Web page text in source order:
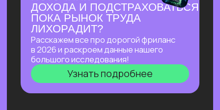
ПЕРВЫЙ ОНЛАЙН-ПРАКТИКУМ
ПО ИИ-ЭКОСИСТЕМЕ
GOOGLE В РУССКОЯЗЫЧНОМ
ПРОСТРАНСТВЕ
В прямом эфире покажем, как
автоматизировать ежедневные
процессы в гугл-таблицах
и документах, как создавать из них
полный цикл контента — от текстов
до видеопрезентаций и аудиподкастов